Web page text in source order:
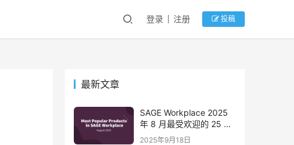
登录 注册 投稿
最新文章
SAGE Workplace 2025
年 8 月最受欢迎的 25 款
产品
2025年9月18日